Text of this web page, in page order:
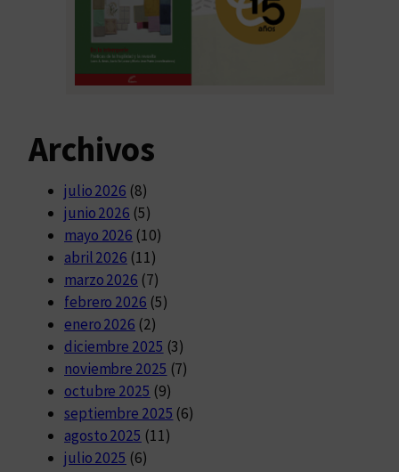
Archivos
julio 2026 (8)
junio 2026 (5)
mayo 2026 (10)
abril 2026 (11)
marzo 2026 (7)
febrero 2026 (5)
enero 2026 (2)
diciembre 2025 (3)
noviembre 2025 (7)
octubre 2025 (9)
septiembre 2025 (6)
agosto 2025 (11)
julio 2025 (6)